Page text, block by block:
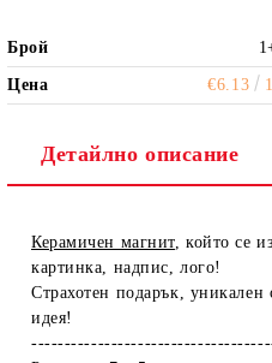
Брой
Цена €6.13
Детайлно описание
Керамичен магнит, който се
картинка, надпис, лого!
Страхотен подарък,
идея!